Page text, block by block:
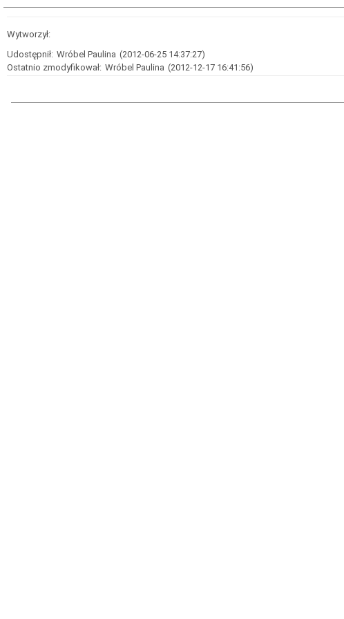
Wytworzył:
Udostępnił: Wróbel Paulina (2012-06-25 14:37:27)
Ostatnio zmodyfikował: Wróbel Paulina (2012-12-17 16:41:56)